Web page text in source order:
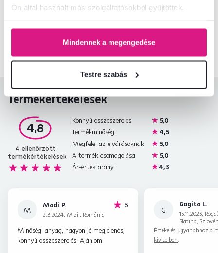
Ön által használt más szolgáltatásokból gyűjtöttek.
Mindennek a megengedése
Testre szabás
Nem találta meg a szükséges információkat?
+36 20 512 1458 Beszélgetés indítása
Termékértékelések
4,8
4 ellenőrzött
termékértékelések
Könnyű összeszerelés
5,0
Termékminőség
4,5
Megfelel az elvárásoknak
5,0
A termék csomagolása
5,0
Ár-érték arány
4,3
M Madi P.
2.3.2024, Mizil, Románia
5hviezdičiek
Minőségi anyag, nagyon jó megjelenés,
könnyű összeszerelés. Ajánlom!
G
Gogita L.
15.11.2023,
Slatina,
Értékelés ugyanahhoz a
kivitelben.